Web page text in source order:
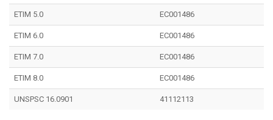
ETIM 5.0 EC001486
ETIM 6.0 EC001486
ETIM 7.0 EC001486
ETIM 8.0 EC001486
UNSPSC 16.0901 41112113